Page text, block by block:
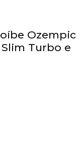
Ozempic
Turbo e